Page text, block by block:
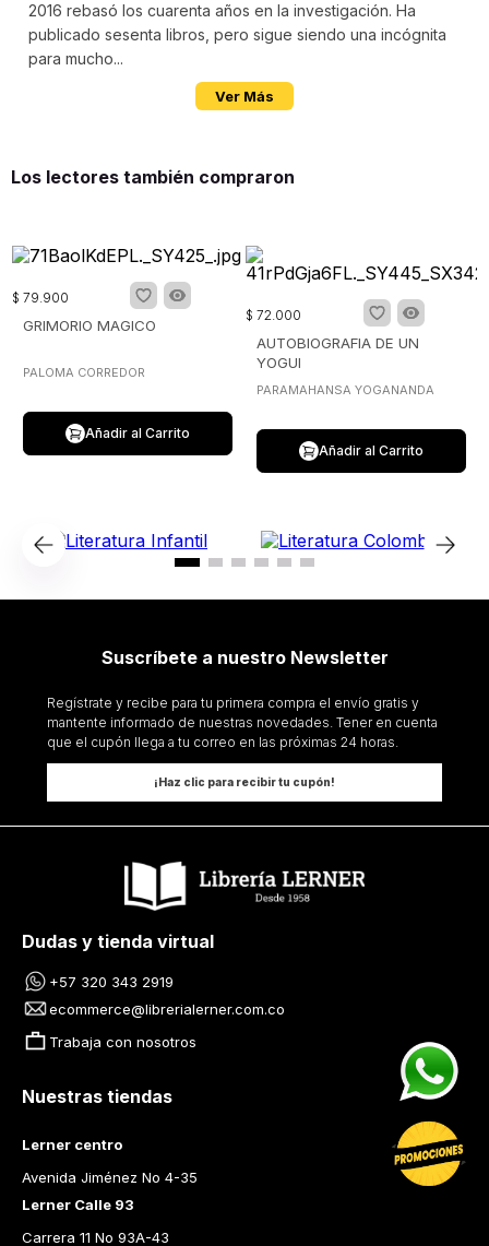
2016 rebasó los cuarenta años en la investigación. Ha
publicado sesenta libros, pero sigue siendo una incógnita
para mucho...
Ver Más
Los lectores también compraron
$ 79.900
GRIMORIO MAGICO
PALOMA CORREDOR
Añadir al Carrito
$ 72.000
AUTOBIOGRAFIA DE UN
YOGUI
PARAMAHANSA YOGANANDA
Añadir al Carrito
Suscríbete a nuestro Newsletter
Regístrate y recibe para tu primera compra el envío gratis y
mantente informado de nuestras novedades. Tener en cuenta
que el cupón llega a tu correo en las próximas 24 horas.
¡Haz clic para recibir tu cupón!
Dudas y tienda virtual
+57 320 343 2919
ecommerce@librerialerner.com.co
Trabaja con nosotros
Nuestras tiendas
Lerner centro
Avenida Jiménez No 4-35
Lerner Calle 93
Carrera 11 No 93A-43